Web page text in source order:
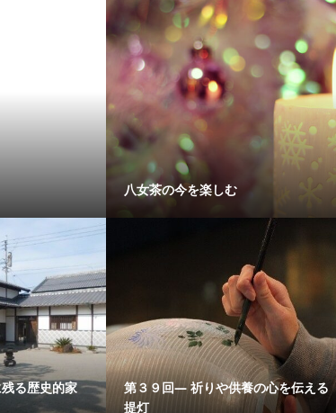
八女茶の今を楽しむ
る歴史的家
第３９回― 祈りや供養の心を伝える
提灯